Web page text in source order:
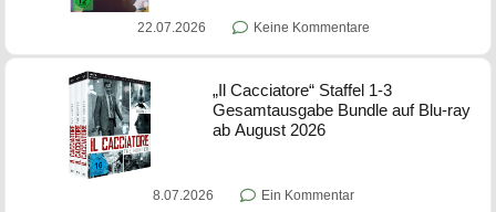
22.07.2026 Keine Kommentare
„Il Cacciatore“ Staffel 1-3
Gesamtausgabe Bundle auf Blu-ray
ab August 2026
8.07.2026 Ein Kommentar